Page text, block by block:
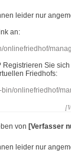
leider nur
an:
onlinefriedhof/
Sie
Friedhofs:
onlinefriedhof/
von [Verfasser
leider nur